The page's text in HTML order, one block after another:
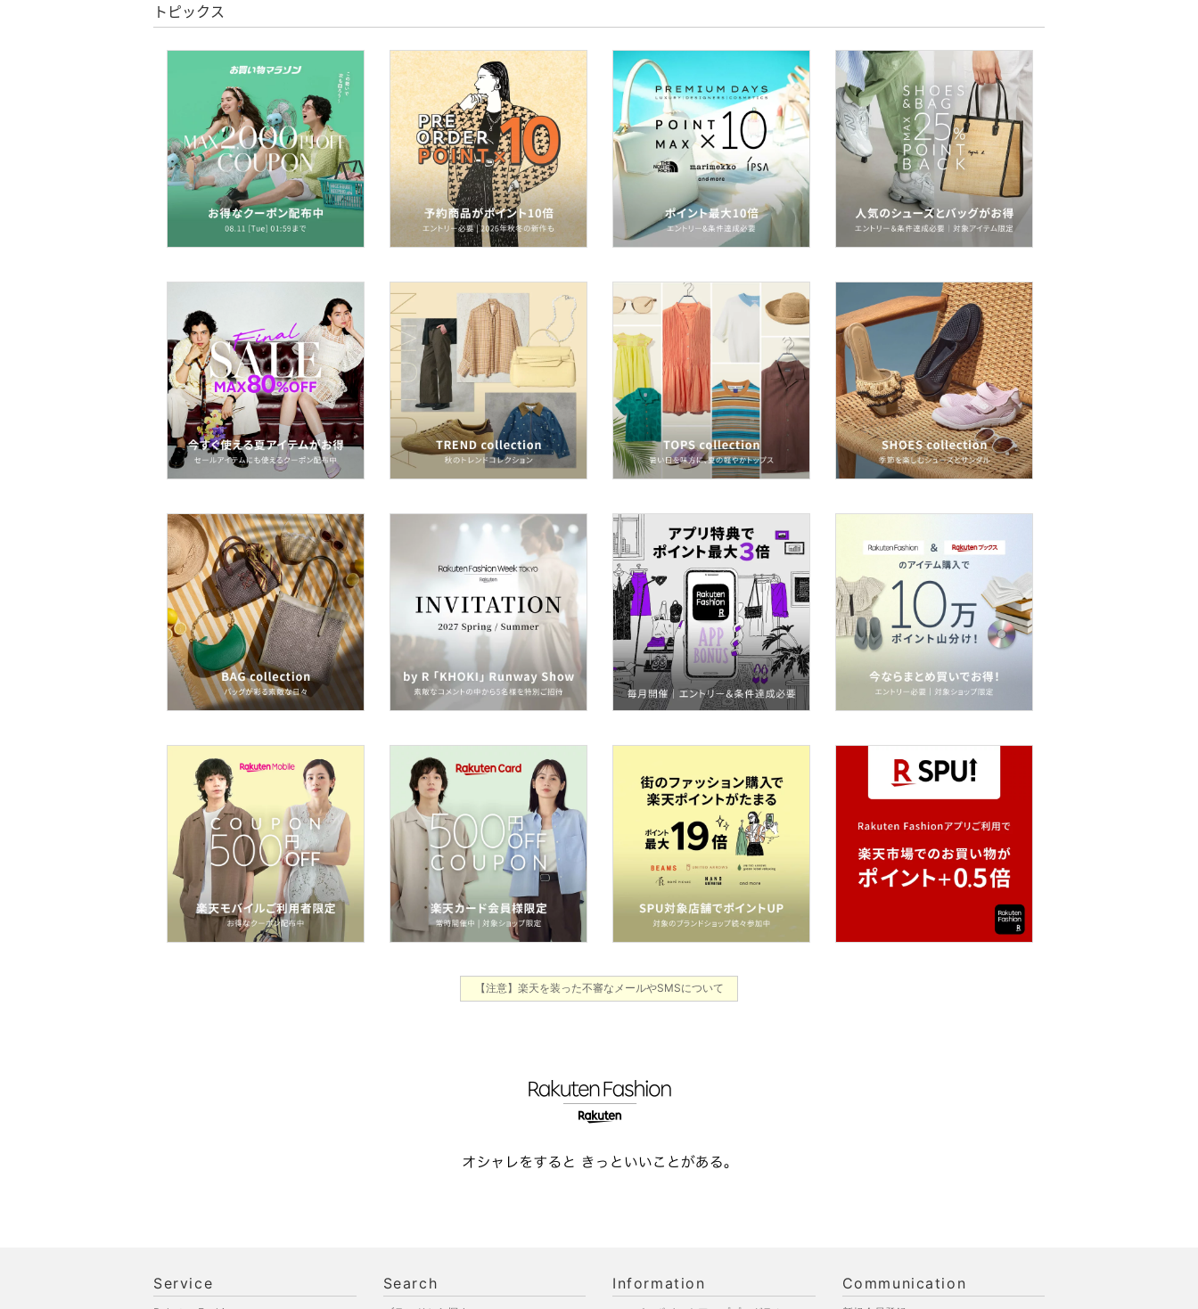
ヘアアクセサリー
スーツ・フォーマル
水着・スイムグッズ
着物・浴衣・和装小物
ベースメイク
メイクアップ
ネイル
ボディケア・オーラルケ
ア
ヘアケア
フレグランス
メイク道具・美容器具
コフレ・キット・セット
食器・調理器具・キッチ
ン用品
インテリア・生活雑貨
スマホグッズ・オーディ
オ機器
スポーツ・アウトドア用
品
文房具
クリア 絞り込み
トピックス
【注意】楽天を装った不審なメールやSMSについて
Service Search Information Communication